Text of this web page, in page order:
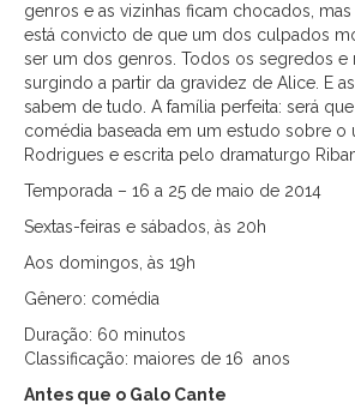
genros e as vizinhas ficam chocados,
está convicto de que um dos culpados
ser um dos genros. Todos os segredos e
surgindo a partir da gravidez de Alice. E
sabem de tudo. A família perfeita: será
comédia baseada em um estudo sobre o
Rodrigues e escrita pelo dramaturgo
Temporada – 16 a 25 de maio de 2014
Sextas-feiras e sábados, às 20h
Aos domingos, às 19h
Gênero: comédia
Duração: 60 minutos
Classificação: maiores de 16 anos
Antes que o Galo Cante